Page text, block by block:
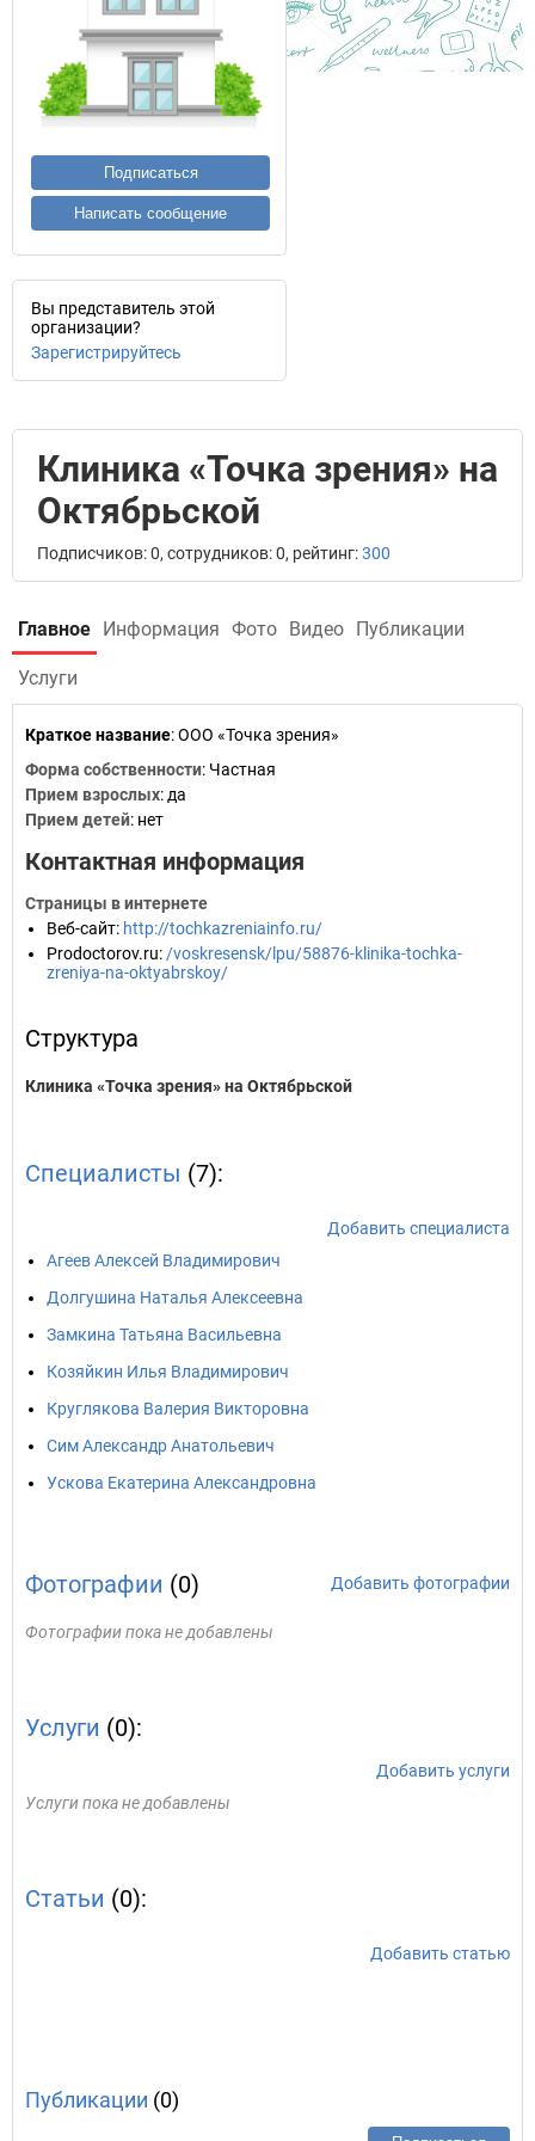
Подписаться
Написать сообщение
Вы представитель этой
организации?
Зарегистрируйтесь
Клиника «Точка зрения» на
Октябрьской
Подписчиков: 0, сотрудников: 0, рейтинг:300
Главное Информация Фото Видео Публикации
Услуги
Краткое название:ООО «Точка зрения»
Форма собственности: Частная
Прием взрослых: да
Прием детей: нет
Контактная информация
Страницы в интернете
Веб-сайт: http://tochkazreniainfo.ru/
Prodoctorov.ru: /voskresensk/lpu/58876-klinika-tochka-
zreniya-na-oktyabrskoy/
Структура
Клиника «Точка зрения» на Октябрьской
Специалисты (7):
Добавить специалиста
Агеев Алексей Владимирович
Долгушина Наталья Алексеевна
Замкина Татьяна Васильевна
Козяйкин Илья Владимирович
Круглякова Валерия Викторовна
Сим Александр Анатольевич
Ускова Екатерина Александровна
Фотографии (0) Добавить фотографии
Фотографии пока не добавлены
Услуги (0):
Добавить услуги
Услуги пока не добавлены
Статьи (0):
Добавить статью
Публикации (0)